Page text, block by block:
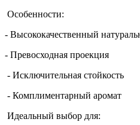
Особенности:
- Высококачественный
- Превосходная проекция
- Исключительная стойкость
- Комплиментарный аромат
Идеальный выбор для: